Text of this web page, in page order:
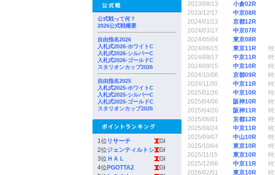
公式戦って何？
2026公式戦概要
自由指名2026
入札式2026-ホワイトC
入札式2026-シルバーC
入札式2026-ゴールドC
スタリオンカップ2026
自由指名2025
入札式2025-ホワイトC
入札式2025-シルバーC
入札式2025-ゴールドC
スタリオンカップ2025
1位 リサーチ
GI
2位ジェンティルトシ
GI
3位 ＨＡＬ
GI
4位 PGOTTA2
GI
2023/08/13
小倉02R
2023/12/17
中京08R
2024/01/13
京都12R
2024/03/17
中京07R
2024/05/04
東京08R
2024/06/15
東京11R 特
2024/08/17
中京11R 特
2024/09/15
中京10R 特
2024/10/06
京都09R 特
2024/11/30
中京11R 特
2025/01/26
中京10R 特
2025/04/06
阪神10R 特
2025/04/20
阪神11R 特
2025/06/01
京都12R 特
2025/08/24
中京11R 特
2025/09/07
中山10R 特
2025/10/04
東京10R 特
2025/11/15
東京10R 特
2025/12/06
中京11R 特
2026/02/01
東京10R 特